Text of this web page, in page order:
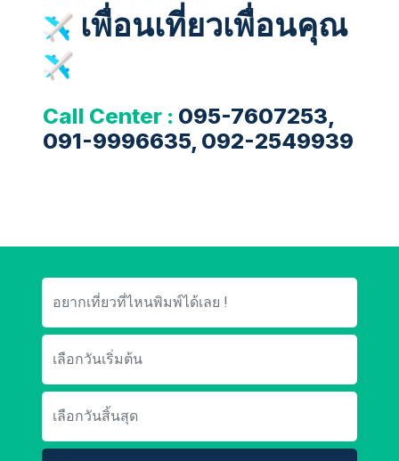
เพื่อนเที่ยวเพื่อนคุณ
Call Center : 095-7607253,
091-9996635, 092-2549939